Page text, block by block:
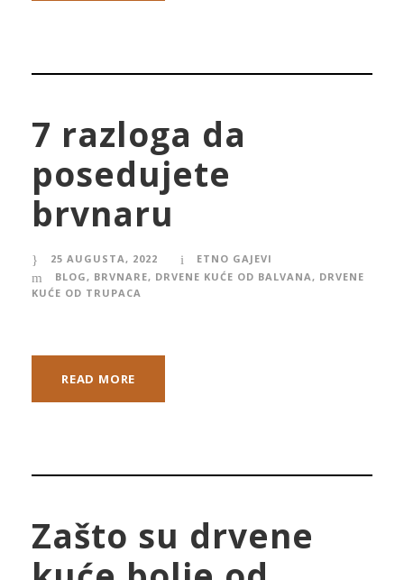
7 razloga da
posedujete
brvnaru
25 AUGUSTA, 2022
ETNO GAJEVI
BLOG, BRVNARE, DRVENE KUĆE OD BALVANA, DRVENE
KUĆE OD TRUPACA
READ MORE
Zašto su drvene